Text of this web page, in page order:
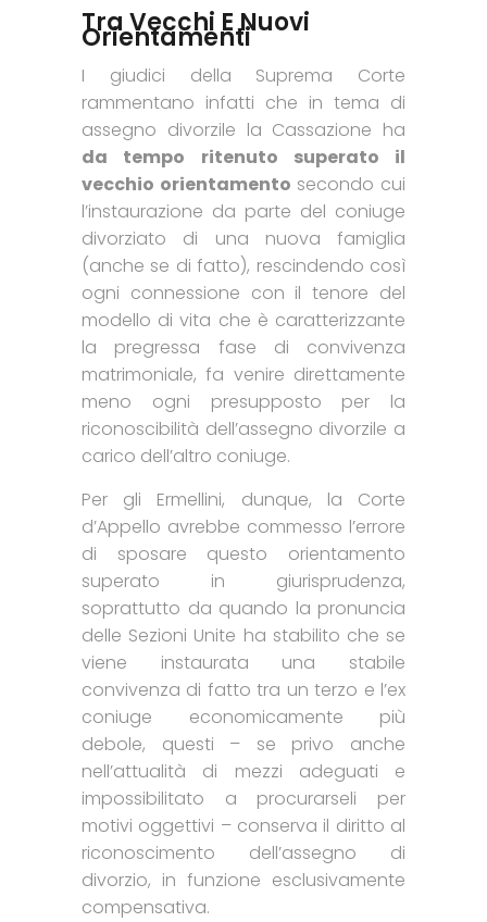
Tra Vecchi E Nuovi
Orientamenti
I giudici della Suprema Corte
rammentano infatti che in tema di
assegno divorzile la Cassazione ha
da tempo ritenuto superato il
vecchio orientamento secondo cui
l’instaurazione da parte del coniuge
divorziato di una nuova famiglia
(anche se di fatto), rescindendo così
ogni connessione con il tenore del
modello di vita che è caratterizzante
la pregressa fase di convivenza
matrimoniale, fa venire direttamente
meno ogni presupposto per la
riconoscibilità dell’assegno divorzile a
carico dell’altro coniuge.
Per gli Ermellini, dunque, la Corte
d’Appello avrebbe commesso l’errore
di sposare questo orientamento
superato in giurisprudenza,
soprattutto da quando la pronuncia
delle Sezioni Unite ha stabilito che se
viene instaurata una stabile
convivenza di fatto tra un terzo e l’ex
coniuge economicamente più
debole, questi – se privo anche
nell’attualità di mezzi adeguati e
impossibilitato a procurarseli per
motivi oggettivi – conserva il diritto al
riconoscimento dell’assegno di
divorzio, in funzione esclusivamente
compensativa.